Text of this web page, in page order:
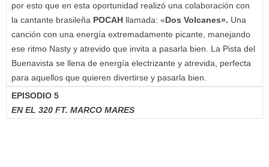
por esto que en esta oportunidad realizó una colaboración con
la cantante brasileña POCAH llamada: «Dos Volcanes». Una
canción con una energía extremadamente picante, manejando
ese ritmo Nasty y atrevido que invita a pasarla bien. La Pista del
Buenavista se llena de energía electrizante y atrevida, perfecta
para aquellos que quieren divertirse y pasarla bien.
EPISODIO 5
EN EL 320 FT. MARCO MARES